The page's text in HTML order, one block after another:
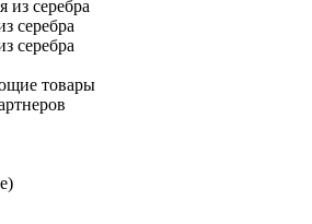
серебра
серебра
серебра
товары